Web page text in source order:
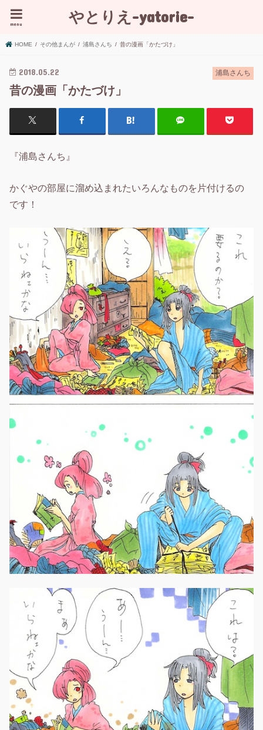
やとりえ-yatorie-
menu
HOME その他まんが 浦島さんち 昔の漫画「かたづけ」
浦島さんち
2018.05.22
昔の漫画「かたづけ」
『浦島さんち』
かぐやの部屋に溜め込まれたいろんなものを片付けるの
です！